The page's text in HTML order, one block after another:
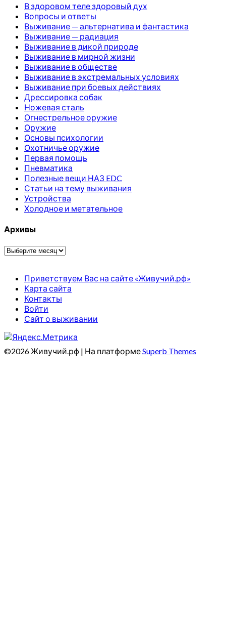
В здоровом теле здоровый дух
Вопросы и ответы
Выживание — альтернатива и фантастика
Выживание — радиация
Выживание в дикой природе
Выживание в мирной жизни
Выживание в обществе
Выживание в экстремальных условиях
Выживание при боевых действиях
Дрессировка собак
Ножевая сталь
Огнестрельное оружие
Оружие
Основы психологии
Охотничье оружие
Первая помощь
Пневматика
Полезные вещи НАЗ EDC
Статьи на тему выживания
Устройства
Холодное и метательное
Архивы
Архивы
Приветствуем Вас на сайте «Живучий.рф»
Карта сайта
Контакты
Войти
Сайт о выживании
©2026 Живучий.рф | На платформеSuperb Themes